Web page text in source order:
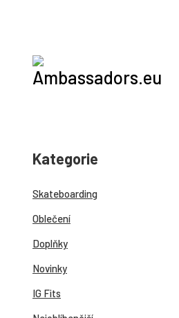
Kategorie
Skateboarding
Oblečení
Doplňky
Novinky
IG Fits